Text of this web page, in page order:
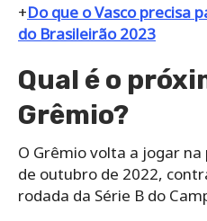
+Do que o Vasco precisa
do Brasileirão 2023
Qual é o
Grêmio?
O Grêmio volta a jogar
de outubro de 2022,
rodada da Série B do